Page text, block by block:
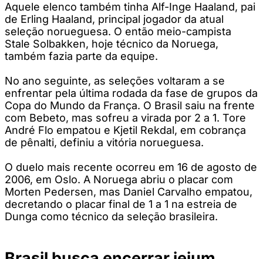
Aquele elenco também tinha Alf-Inge Haaland, pai
de Erling Haaland, principal jogador da atual
seleção norueguesa. O então meio-campista
Stale Solbakken, hoje técnico da Noruega,
também fazia parte da equipe.
No ano seguinte, as seleções voltaram a se
enfrentar pela última rodada da fase de grupos da
Copa do Mundo da França. O Brasil saiu na frente
com Bebeto, mas sofreu a virada por 2 a 1. Tore
André Flo empatou e Kjetil Rekdal, em cobrança
de pênalti, definiu a vitória norueguesa.
O duelo mais recente ocorreu em 16 de agosto de
2006, em Oslo. A Noruega abriu o placar com
Morten Pedersen, mas Daniel Carvalho empatou,
decretando o placar final de 1 a 1 na estreia de
Dunga como técnico da seleção brasileira.